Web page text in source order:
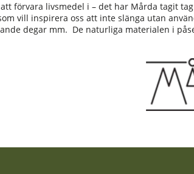
förvara livsmedel i – det har Mårda tagit
vill inspirera oss att inte slänga utan
degar mm. De naturliga materialen i